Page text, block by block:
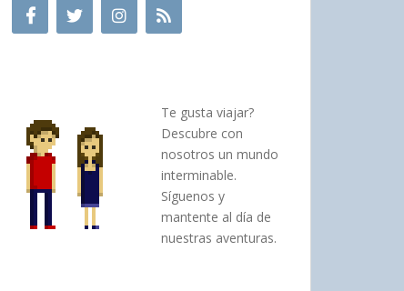
Te gusta viajar?
Descubre con
nosotros un mundo
interminable.
Síguenos y
mantente al día de
nuestras aventuras.